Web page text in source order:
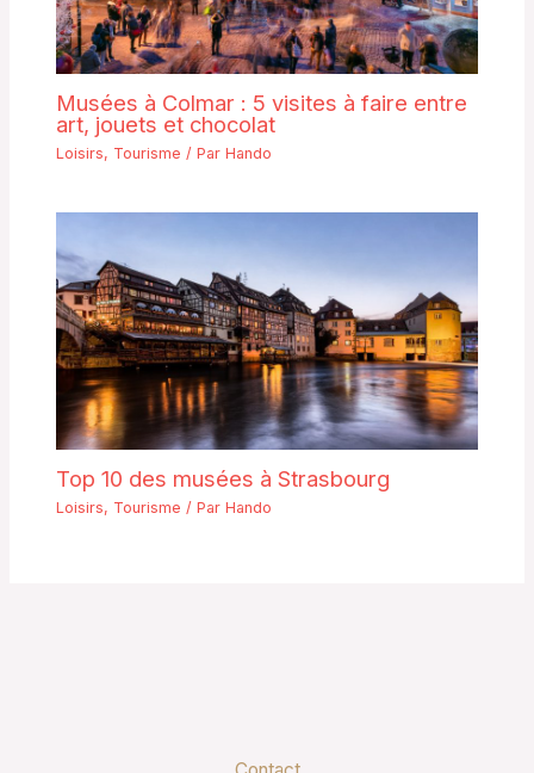
Musées à Colmar : 5 visites à faire entre
art, jouets et chocolat
Loisirs, Tourisme / ParHando
Top 10 des musées à Strasbourg
Loisirs, Tourisme / ParHando